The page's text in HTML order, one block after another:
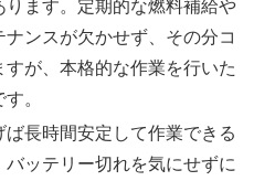
ます。定期的な燃料補給や
ンスが欠かせず、その分コ
が、本格的な作業を行いた
。
ば長時間安定して作業できる
ッテリー切れを気にせずに